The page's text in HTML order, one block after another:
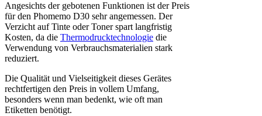
Angesichts der gebotenen Funktionen ist der Preis
für den Phomemo D30 sehr angemessen. Der
Verzicht auf Tinte oder Toner spart langfristig
Kosten, da die Thermodrucktechnologie die
Verwendung von Verbrauchsmaterialien stark
reduziert.
Die Qualität und Vielseitigkeit dieses Gerätes
rechtfertigen den Preis in vollem Umfang,
besonders wenn man bedenkt, wie oft man
Etiketten benötigt.